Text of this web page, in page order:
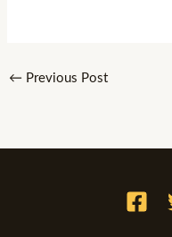
← Previous Post